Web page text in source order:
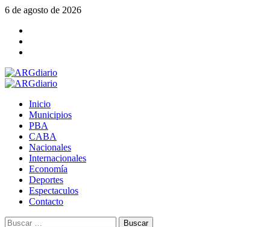
Saltar
contenido
6 de agosto de 2026
Menú
Inicio
Municipios
PBA
CABA
Nacionales
Internacionales
Economía
Deportes
Espectaculos
Contacto
Buscar: